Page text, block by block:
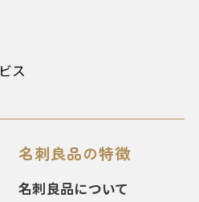
ス
名刺良品の特徴
名刺良品について